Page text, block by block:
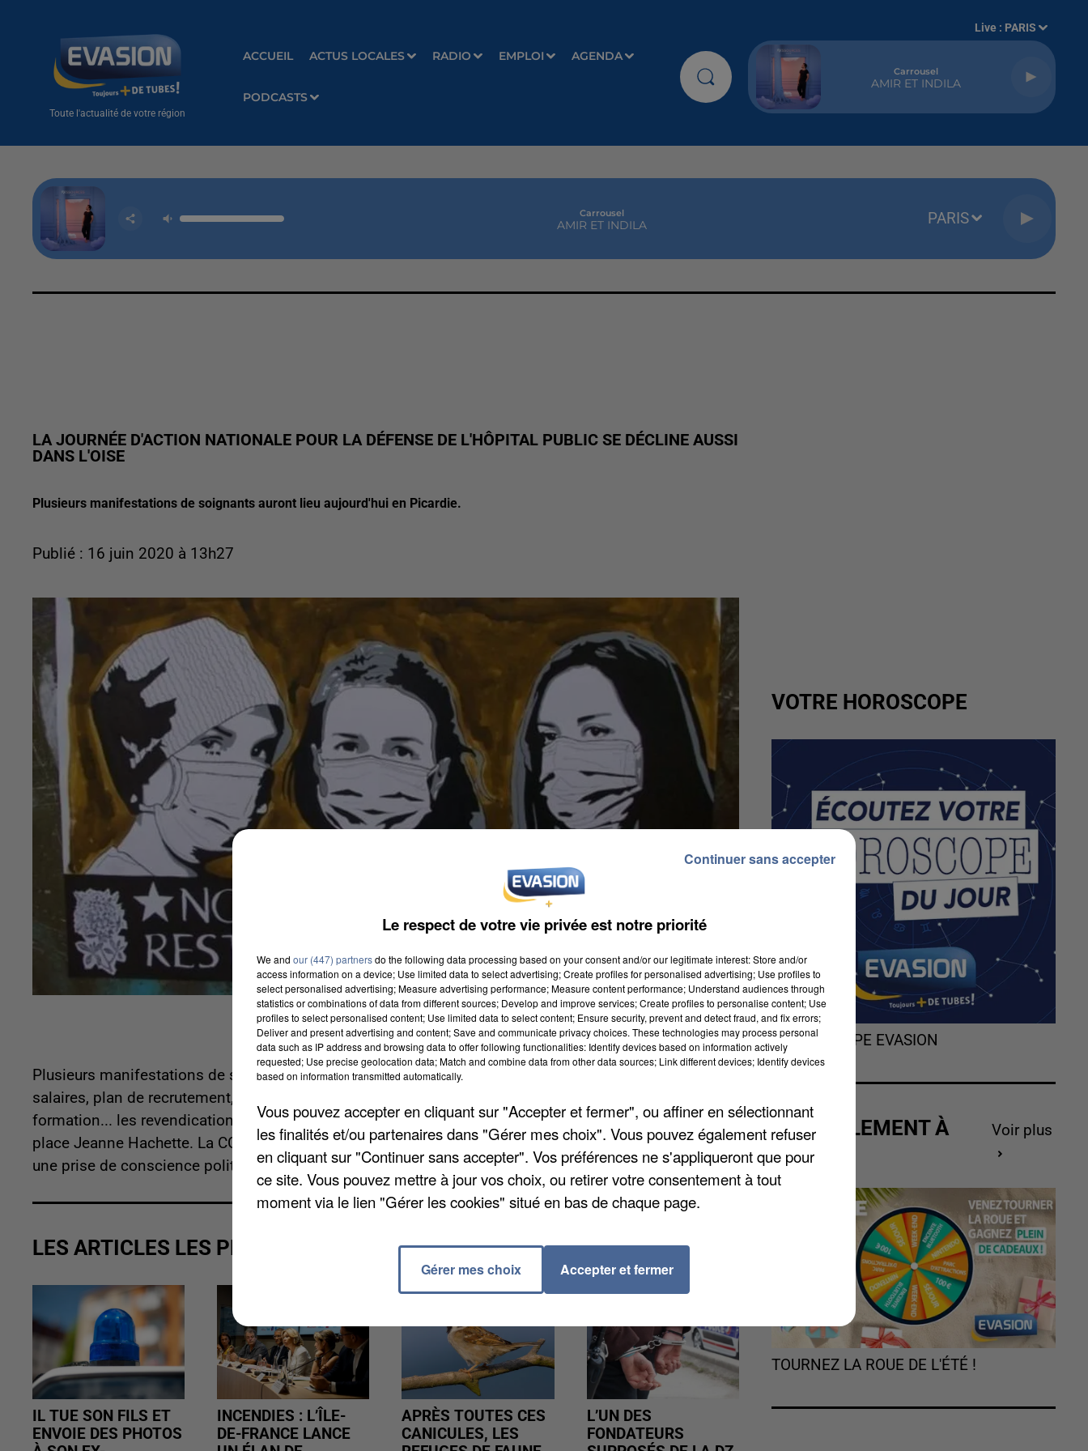
Toute l'actualité de votre région
ACCUEIL ACTUS LOCALES RADIO EMPLOI AGENDA
PODCASTS
Live : PARIS
Carrousel
AMIR ET INDILA
Carrousel
AMIR ET INDILA PARIS
LA JOURNÉE D'ACTION NATIONALE POUR LA DÉFENSE DE L'HÔPITAL PUBLIC SE DÉCLINE AUSSI
DANS L'OISE
Plusieurs manifestations de soignants auront lieu aujourd'hui en Picardie.
Publié : 16 juin 2020 à 13h27
Plusieurs manifestations de soignants auront lieu aujourd'hui en Picardie. Revalorisation générale des
salaires, plan de recrutement, conditions de travail, arrêt des fermetures de lits et de services, plan de
formation... les revendications sont nombreuses. Du côté de Beauvais, la mobilisation aura lieu à 14h
place Jeanne Hachette. La CGT espère voir le plus de manifestants possible pour se faire entendre et
une prise de conscience politique.
LES ARTICLES LES PLUS VUS
IL TUE SON FILS ET
ENVOIE DES PHOTOS
INCENDIES : L’ÎLE-
DE-FRANCE LANCE
APRÈS TOUTES CES
CANICULES, LES
L’UN DES
FONDATEURS
VOTRE HOROSCOPE
L'HOROSCOPE EVASION
ACTUELLEMENT À
GAGNER
Voir plus
TOURNEZ LA ROUE DE L'ÉTÉ !
Le respect de votre vie privée est notre priorité
We and our (447) partnersdo the following data processing based on your consent and/or our legitimate interest: Store and/or
access information on a device; Use limited data to select advertising; Create profiles for personalised advertising; Use profiles to
select personalised advertising; Measure advertising performance; Measure content performance; Understand audiences through
statistics or combinations of data from different sources; Develop and improve services; Create profiles to personalise content; Use
profiles to select personalised content; Use limited data to select content; Ensure security, prevent and detect fraud, and fix errors;
Deliver and present advertising and content; Save and communicate privacy choices. These technologies may process personal
data such as IP address and browsing data to offer following functionalities: Identify devices based on information actively
requested; Use precise geolocation data; Match and combine data from other data sources; Link different devices; Identify devices
based on information transmitted automatically.
Vous pouvez accepter en cliquant sur "Accepter et fermer", ou affiner en sélectionnant
les finalités et/ou partenaires dans "Gérer mes choix". Vous pouvez également refuser
en cliquant sur "Continuer sans accepter". Vos préférences ne s'appliqueront que pour
ce site. Vous pouvez mettre à jour vos choix, ou retirer votre consentement à tout
moment via le lien "Gérer les cookies" situé en bas de chaque page.
Gérer mes choix Accepter et fermer
Continuer sans accepter